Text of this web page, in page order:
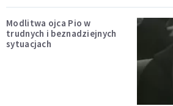
Modlitwa ojca Pio w
trudnych i beznadziejnych
sytuacjach